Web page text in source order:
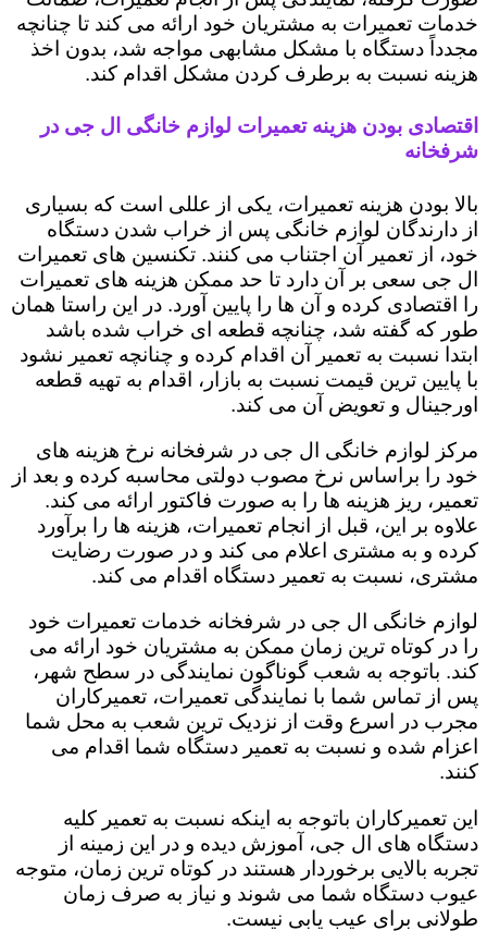
خدمات تعمیرات به مشتریان خود ارائه می کند تا چنانچه
مجدداً دستگاه با مشکل مشابهی مواجه شد، بدون اخذ
هزینه نسبت به برطرف کردن مشکل اقدام کند.
اقتصادی بودن هزینه تعمیرات لوازم خانگی ال جی در
شرفخانه
بالا بودن هزینه تعمیرات، یکی از عللی است که بسیاری
از دارندگان لوازم خانگی پس از خراب شدن دستگاه
خود، از تعمیر آن اجتناب می کنند. تکنسین های تعمیرات
ال جی سعی بر آن دارد تا حد ممکن هزینه های تعمیرات
را اقتصادی کرده و آن ها را پایین آورد. در این راستا همان
طور که گفته شد، چنانچه قطعه ای خراب شده باشد
ابتدا نسبت به تعمیر آن اقدام کرده و چنانچه تعمیر نشود
با پایین ترین قیمت نسبت به بازار، اقدام به تهیه قطعه
اورجینال و تعویض آن می کند.
مرکز لوازم خانگی ال جی در شرفخانه نرخ هزینه های
خود را براساس نرخ مصوب دولتی محاسبه کرده و بعد از
تعمیر، ریز هزینه ها را به صورت فاکتور ارائه می کند.
علاوه بر این، قبل از انجام تعمیرات، هزینه ها را برآورد
کرده و به مشتری اعلام می کند و در صورت رضایت
مشتری، نسبت به تعمیر دستگاه اقدام می کند.
لوازم خانگی ال جی در شرفخانه خدمات تعمیرات خود
را در کوتاه ترین زمان ممکن به مشتریان خود ارائه می
کند. باتوجه به شعب گوناگون نمایندگی در سطح شهر،
پس از تماس شما با نمایندگی تعمیرات، تعمیرکاران
مجرب در اسرع وقت از نزدیک ترین شعب به محل شما
اعزام شده و نسبت به تعمیر دستگاه شما اقدام می
کنند.
این تعمیرکاران باتوجه به اینکه نسبت به تعمیر کلیه
دستگاه های ال جی، آموزش دیده و در این زمینه از
تجربه بالایی برخوردار هستند در کوتاه ترین زمان، متوجه
عیوب دستگاه شما می شوند و نیاز به صرف زمان
طولانی برای عیب یابی نیست.